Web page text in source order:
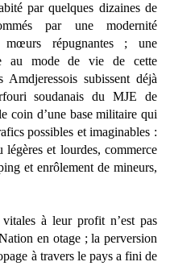
par quelques dizaines de
par une modernité
mœurs répugnantes ; une
au mode de vie de cette
subissent déjà
soudanais du MJE de
coin d’une base militaire qui
possibles et imaginables :
légères et lourdes, commerce
et enrôlement de mineurs,
à leur profit n’est pas
en otage ; la perversion
à travers le pays a fini de